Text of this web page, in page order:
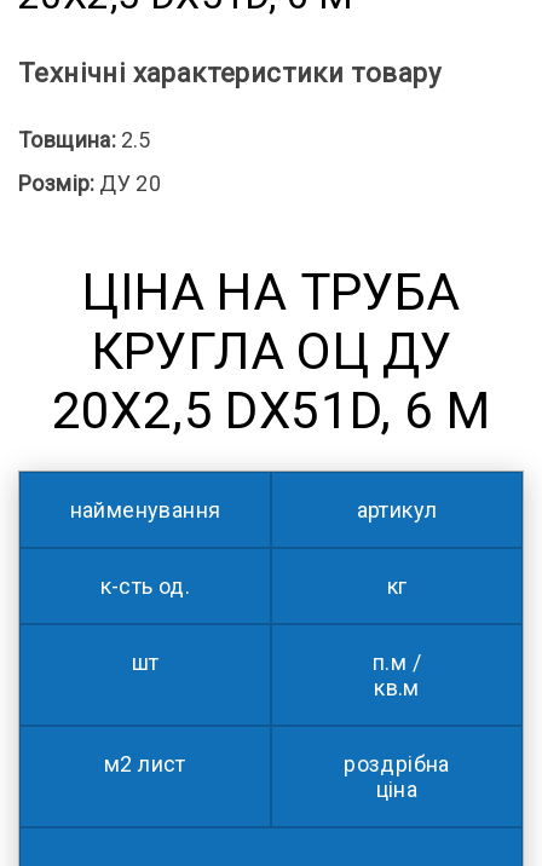
Технічні характеристики товару
Товщина: 2.5
Розмір: ДУ 20
ЦІНА НА ТРУБА
КРУГЛА ОЦ ДУ
20X2,5 DX51D, 6 М
найменування артикул
к-сть од. кг
шт
п.м /
кв.м
м2 лист
роздрібна
ціна